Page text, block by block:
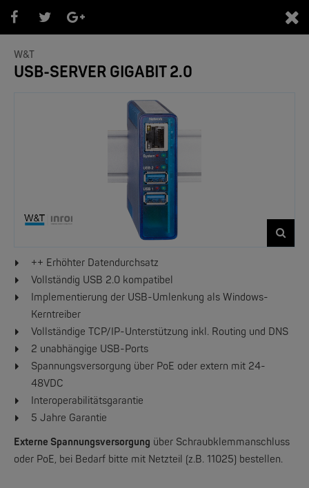
W&T
USB-SERVER GIGABIT 2.0
++ Erhöhter Datendurchsatz
Vollständig USB 2.0 kompatibel
Implementierung der USB-Umlenkung als Windows-
Kerntreiber
Vollständige TCP/IP-Unterstützung inkl. Routing und DNS
2 unabhängige USB-Ports
Spannungsversorgung über PoE oder extern mit 24-
48VDC
Interoperabilitätsgarantie
5 Jahre Garantie
Externe Spannungsversorgung über Schraubklemmanschluss
oder PoE, bei Bedarf bitte mit Netzteil (z.B. 11025) bestellen.
TCP/IP-ETHERNET COM/USB-SERVER
W&T
AT-Modem-Emulator